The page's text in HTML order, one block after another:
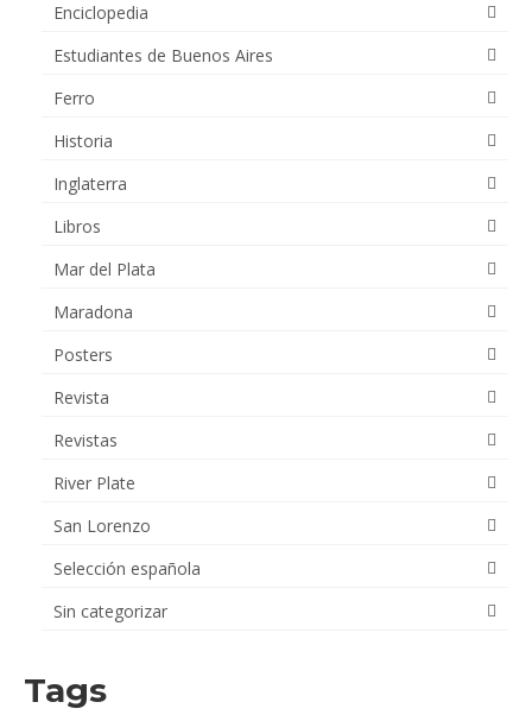
Enciclopedia
Estudiantes de Buenos Aires
Ferro
Historia
Inglaterra
Libros
Mar del Plata
Maradona
Posters
Revista
Revistas
River Plate
San Lorenzo
Selección española
Sin categorizar
Tags